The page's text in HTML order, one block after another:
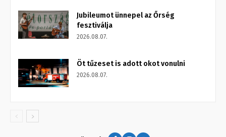
Jubileumot ünnepel az Őrség
fesztiválja
2026.08.07.
Öt tűzeset is adott okot vonulni
2026.08.07.